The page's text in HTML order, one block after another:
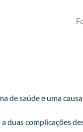
de saúde e uma
complicações